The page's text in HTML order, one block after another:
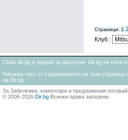
Страници: 1 2
Клуб :
Clubs.dir.bg е форум за дискусии. Dir.bg не носи
Никаква част от съдържанието на тази
на Dir.bg
За Забележки, коментари и предложения
© 2006-2026 Dir.bg Всички права запазени.